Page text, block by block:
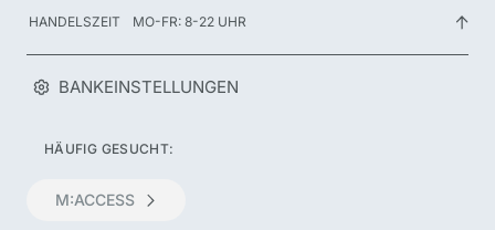
BANKEINSTELLUNGEN
HÄUFIG GESUCHT:
M:ACCESS
HANDELSZEIT MO-FR: 8-22 UHR